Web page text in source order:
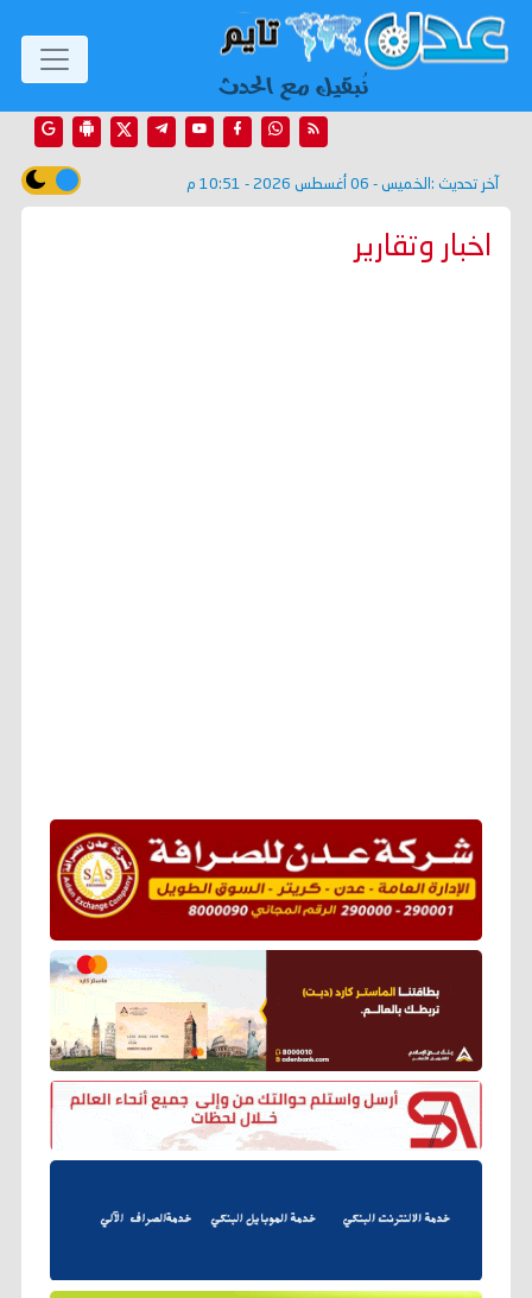
آخر تحديث : الخميس - 06 أغسطس 2026 - 10:51 م
اخبار وتقارير